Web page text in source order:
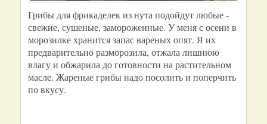
Грибы для фрикаделек из нута подойдут любые -
свежие, сушеные, замороженные. У меня с осени в
морозилке хранится запас вареных опят. Я их
предварительно разморозила, отжала лишнюю
влагу и обжарила до готовности на растительном
масле. Жареные грибы надо посолить и поперчить
по вкусу.